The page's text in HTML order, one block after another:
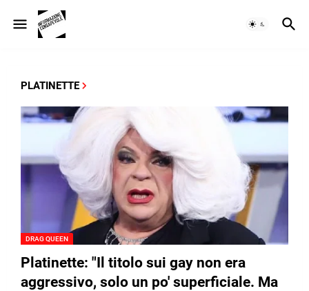
PLATINETTE
DRAG QUEEN
Platinette: "Il titolo sui gay non era
aggressivo, solo un po' superficiale. Ma